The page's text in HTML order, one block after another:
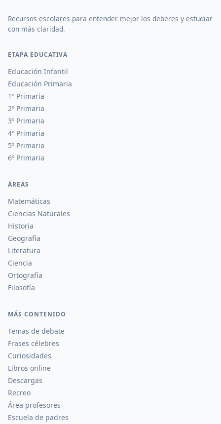
Recursos escolares para entender mejor los deberes y estudiar
con más claridad.
ETAPA EDUCATIVA
Educación Infantil
Educación Primaria
1º Primaria
2º Primaria
3º Primaria
4º Primaria
5º Primaria
6º Primaria
ÁREAS
Matemáticas
Ciencias Naturales
Historia
Geografía
Literatura
Ciencia
Ortografía
Filosofía
MÁS CONTENIDO
Temas de debate
Frases célebres
Curiosidades
Libros online
Descargas
Recreo
Área profesores
Escuela de padres